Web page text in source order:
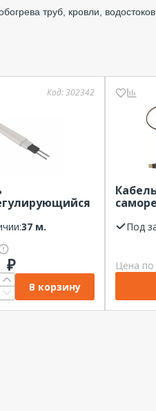
труб, кровли,
Код:302342
16Вт/м
бухта 300м
37 м.
₽
В корзину
Кабель
STB
Под
Цена по